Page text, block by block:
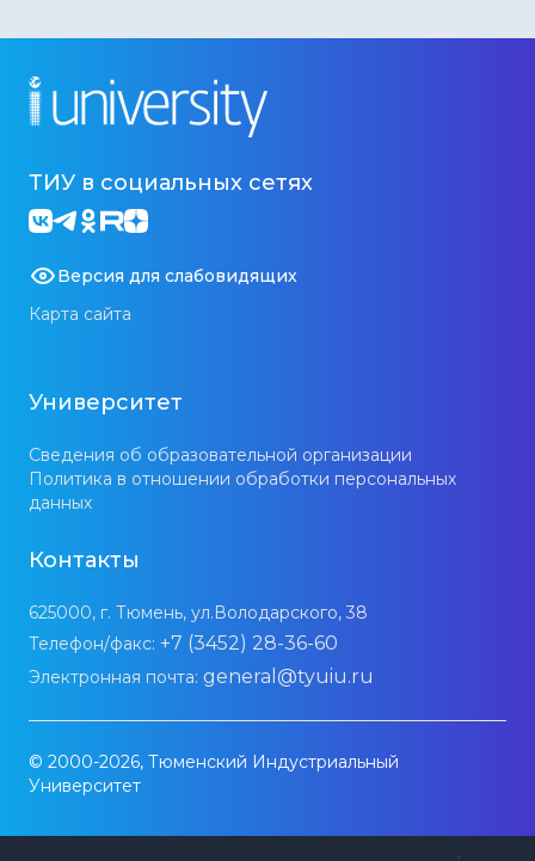
ТИУ в социальных сетях
Версия для слабовидящих
Карта сайта
Университет
Сведения об образовательной организации
Политика в отношении обработки персональных
данных
Контакты
625000, г. Тюмень, ул.Володарского, 38
Телефон/факс: +7 (3452) 28-36-60
Электронная почта: general@tyuiu.ru
© 2000-2026, Тюменский Индустриальный
Университет